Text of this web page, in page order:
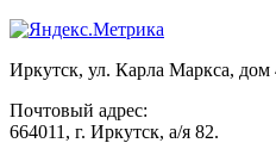
Иркутск, ул. Карла Маркса, дом
Почтовый адрес:
664011, г. Иркутск, а/я 82.